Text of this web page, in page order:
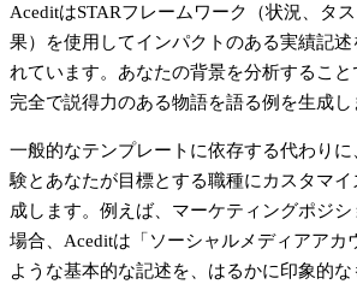
AceditはSTARフレームワーク
（状況、タ
果）を使用してインパクトのある実績記
れています。あなたの背景を分析するこ
完全で説得力のある物語を語る例を生成し
一般的なテンプレートに依存する代わり
験とあなたが目標とする職種にカスタマイ
成します。例えば、マーケティングポジ
場合、Aceditは「ソーシャルメディアアカ
ような基本的な記述を、はるかに印象的な